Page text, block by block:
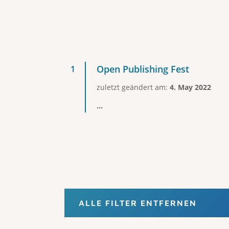
Open Publishing Fest
zuletzt geändert am: 4. May 2022
...
ALLE FILTER ENTFERNEN